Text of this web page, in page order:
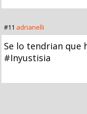
#11 adrianelli
Se lo tendrian que
#Inyustisia